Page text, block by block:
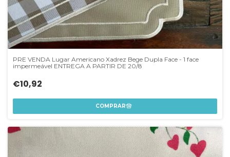
PRE VENDA Lugar Americano Xadrez Bege Dupla Face - 1 face
impermeável ENTREGA A PARTIR DE 20/8
€10,92